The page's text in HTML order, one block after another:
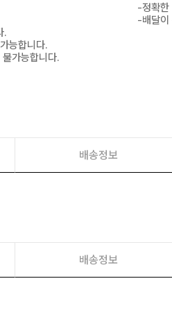
.
능합니다.
가능합니다.
-정확한
-배달이
배송정보
배송정보